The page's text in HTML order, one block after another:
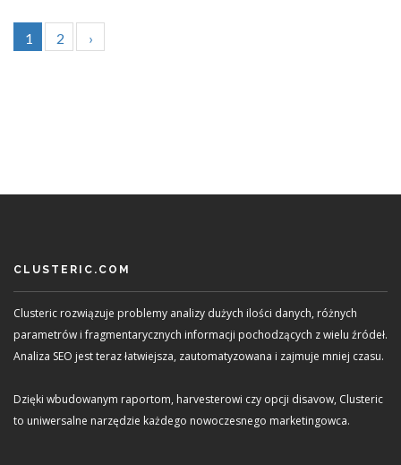
1 2 ›
CLUSTERIC.COM
Clusteric rozwiązuje problemy analizy dużych ilości danych, różnych
parametrów i fragmentarycznych informacji pochodzących z wielu źródeł.
Analiza SEO jest teraz łatwiejsza, zautomatyzowana i zajmuje mniej czasu.
Dzięki wbudowanym raportom, harvesterowi czy opcji disavow, Clusteric
to uniwersalne narzędzie każdego nowoczesnego marketingowca.